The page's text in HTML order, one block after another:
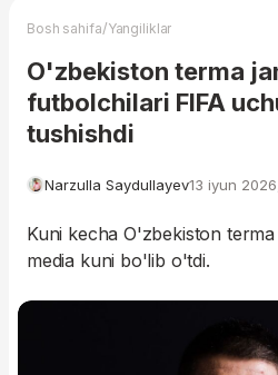
Bosh sahifa/Yangiliklar
O'zbekiston terma
futbolchilari FIFA
tushishdi
Narzulla Saydullayev13 iyun
Kuni kecha O'zbekiston
media kuni bo'lib o'tdi.